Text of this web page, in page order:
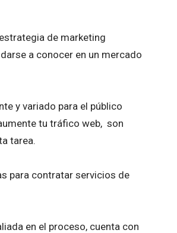
de marketing
a conocer en un mercado
y variado para el público
tu tráfico web, son
tarea.
para contratar servicios de
en el proceso, cuenta con